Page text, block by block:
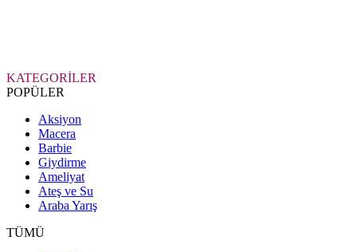
KATEGORİLER
POPÜLER
Aksiyon
Macera
Barbie
Giydirme
Ameliyat
Ateş ve Su
Araba Yarış
TÜMÜ